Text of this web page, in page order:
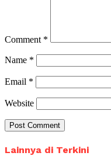
Comment *
Name *
Email *
Website
Lainnya di Terkini